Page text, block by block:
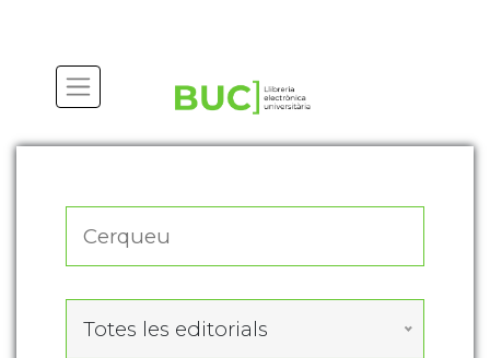
Totes les editorials